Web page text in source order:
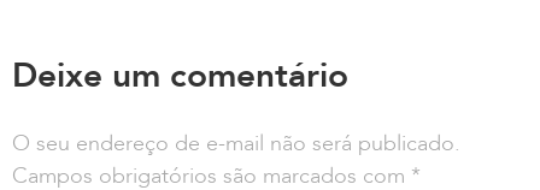
Deixe um comentário
O seu endereço de e-mail não será publicado.
Campos obrigatórios são marcados com *